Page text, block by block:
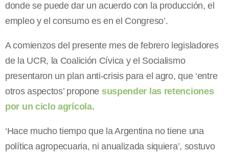
donde se puede dar un acuerdo con la producción, el
empleo y el consumo es en el Congreso’.
A comienzos del presente mes de febrero legisladores
de la UCR, la Coalición Cívica y el Socialismo
presentaron un plan anti-crisis para el agro, que ‘entre
otros aspectos’ propone suspender las retenciones
por un ciclo agrícola.
‘Hace mucho tiempo que la Argentina no tiene una
política agropecuaria, ni anualizada siquiera’, sostuvo